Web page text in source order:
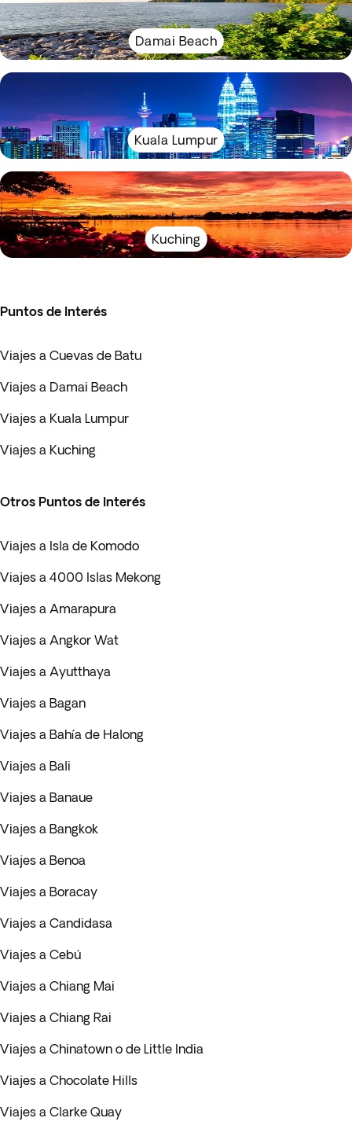
Damai Beach
Kuala Lumpur
Kuching
Puntos de Interés
Viajes a Cuevas de Batu
Viajes a Damai Beach
Viajes a Kuala Lumpur
Viajes a Kuching
Otros Puntos de Interés
Viajes a Isla de Komodo
Viajes a 4000 Islas Mekong
Viajes a Amarapura
Viajes a Angkor Wat
Viajes a Ayutthaya
Viajes a Bagan
Viajes a Bahía de Halong
Viajes a Bali
Viajes a Banaue
Viajes a Bangkok
Viajes a Benoa
Viajes a Boracay
Viajes a Candidasa
Viajes a Cebú
Viajes a Chiang Mai
Viajes a Chiang Rai
Viajes a Chinatown o de Little India
Viajes a Chocolate Hills
Viajes a Clarke Quay